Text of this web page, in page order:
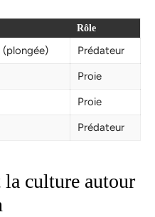
Rôle
Prédateur
Proie
Proie
Prédateur
culture autour